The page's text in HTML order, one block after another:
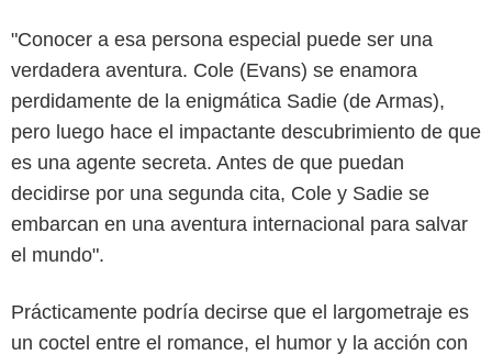
"Conocer a esa persona especial puede ser una
verdadera aventura. Cole (Evans) se enamora
perdidamente de la enigmática Sadie (de Armas),
pero luego hace el impactante descubrimiento de que
es una agente secreta. Antes de que puedan
decidirse por una segunda cita, Cole y Sadie se
embarcan en una aventura internacional para salvar
el mundo".
Prácticamente podría decirse que el largometraje es
un coctel entre el romance, el humor y la acción con